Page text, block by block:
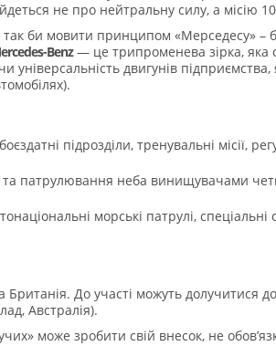
не про нейтральну силу, а місію
так би мовити принципом «Мерседесу» –
Benz— це трипроменева зірка, яка
двигунів підприємства,
підрозділи, тренувальні місії,
патрулювання неба винищувачами
морські патрулі,
До участі можуть долучитися
Австралія).
може зробити свій внесок, не